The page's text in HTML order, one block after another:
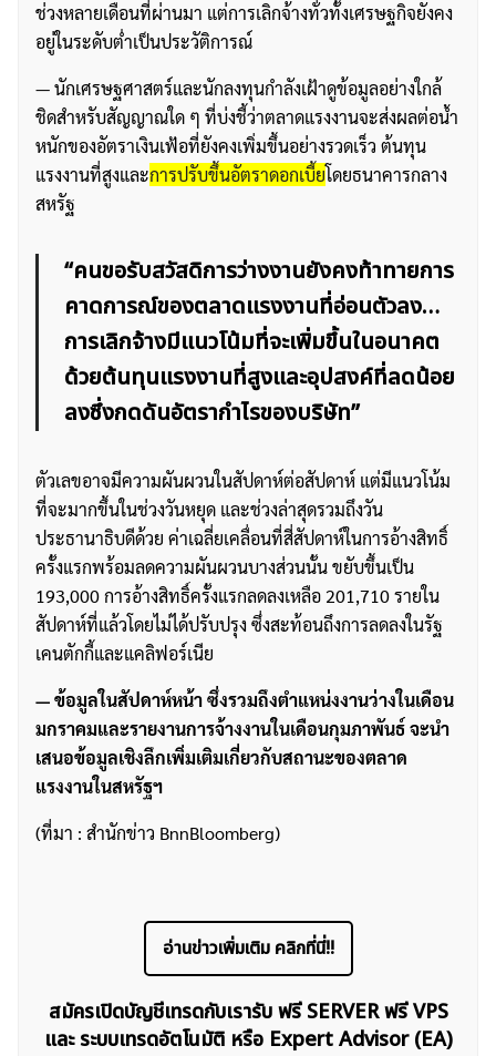
ช่วงหลายเดือนที่ผ่านมา แต่การเลิกจ้างทั่วทั้งเศรษฐกิจยังคง
อยู่ในระดับต่ำเป็นประวัติการณ์
— นักเศรษฐศาสตร์และนักลงทุนกำลังเฝ้าดูข้อมูลอย่างใกล้
ชิดสำหรับสัญญาณใด ๆ ที่บ่งชี้ว่าตลาดแรงงานจะส่งผลต่อน้ำ
หนักของอัตราเงินเฟ้อที่ยังคงเพิ่มขึ้นอย่างรวดเร็ว ต้นทุน
แรงงานที่สูงและการปรับขึ้นอัตราดอกเบี้ยโดยธนาคารกลาง
สหรัฐ
“คนขอรับสวัสดิการว่างงานยังคงท้าทายการ
คาดการณ์ของตลาดแรงงานที่อ่อนตัวลง…
การเลิกจ้างมีแนวโน้มที่จะเพิ่มขึ้นในอนาคต
ด้วยต้นทุนแรงงานที่สูงและอุปสงค์ที่ลดน้อย
ลงซึ่งกดดันอัตรากำไรของบริษัท”
ตัวเลขอาจมีความผันผวนในสัปดาห์ต่อสัปดาห์ แต่มีแนวโน้ม
ที่จะมากขึ้นในช่วงวันหยุด และช่วงล่าสุดรวมถึงวัน
ประธานาธิบดีด้วย ค่าเฉลี่ยเคลื่อนที่สี่สัปดาห์ในการอ้างสิทธิ์
ครั้งแรกพร้อมลดความผันผวนบางส่วนนั้น ขยับขึ้นเป็น
193,000 การอ้างสิทธิ์ครั้งแรกลดลงเหลือ 201,710 รายใน
สัปดาห์ที่แล้วโดยไม่ได้ปรับปรุง ซึ่งสะท้อนถึงการลดลงในรัฐ
เคนตักกี้และแคลิฟอร์เนีย
— ข้อมูลในสัปดาห์หน้า ซึ่งรวมถึงตำแหน่งงานว่างในเดือน
มกราคมและรายงานการจ้างงานในเดือนกุมภาพันธ์ จะนำ
เสนอข้อมูลเชิงลึกเพิ่มเติมเกี่ยวกับสถานะของตลาด
แรงงานในสหรัฐฯ
(ที่มา : สำนักข่าว BnnBloomberg)
อ่านข่าวเพิ่มเติม คลิกที่นี่!!
สมัครเปิดบัญชีเทรดกับเรารับ ฟรี SERVER ฟรี VPS
และ ระบบเทรดอัตโนมัติ หรือ Expert Advisor (EA)